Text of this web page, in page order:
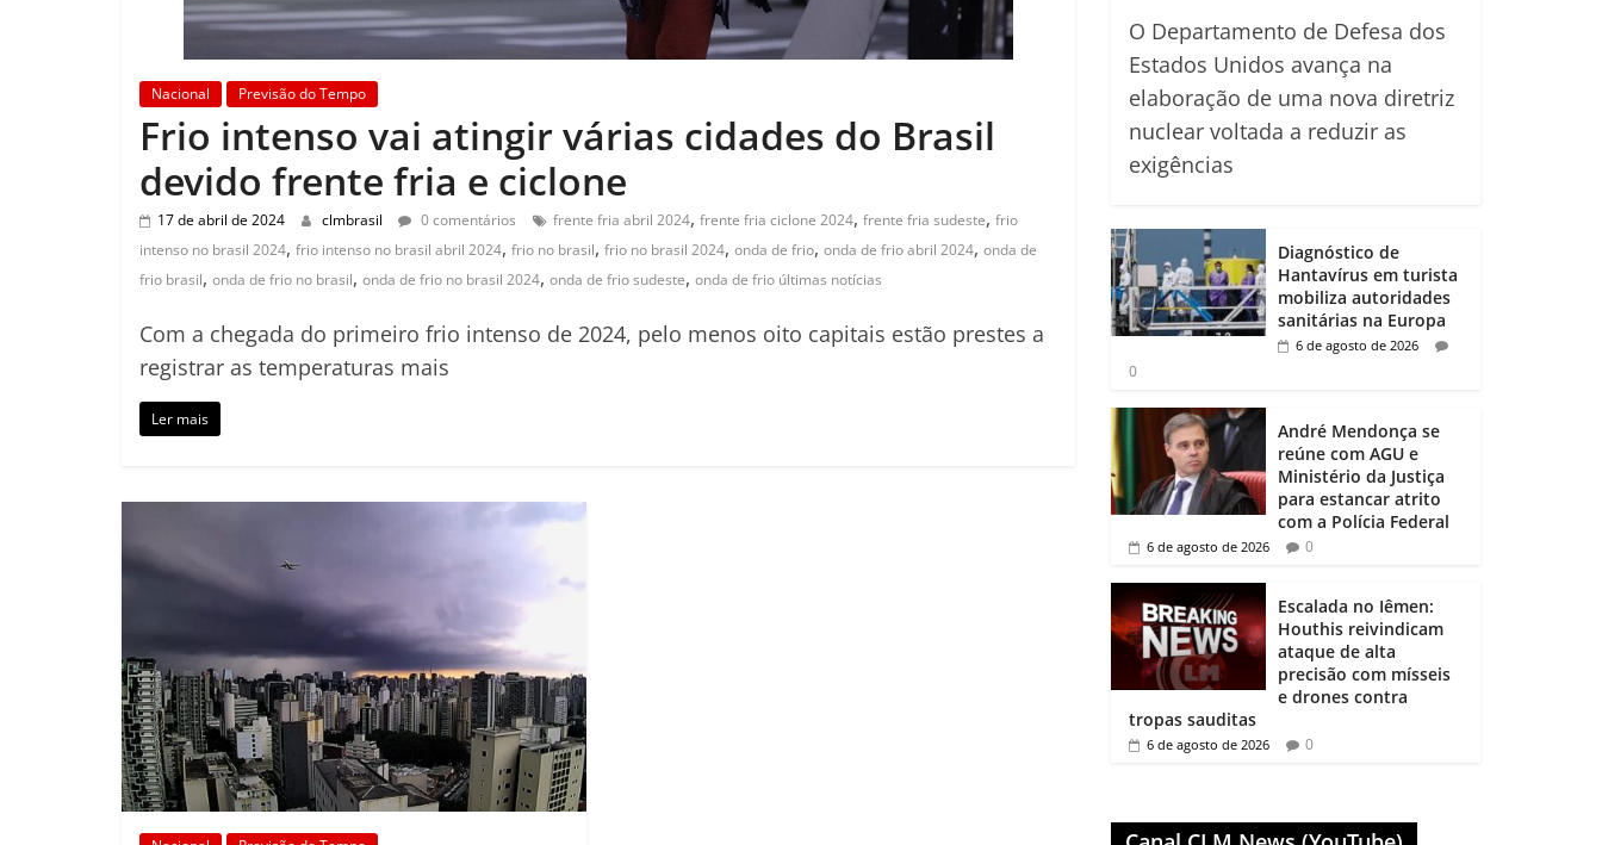
Nacional Previsão do Tempo
Frio intenso vai atingir várias cidades do Brasil
devido frente fria e ciclone
17 de abril de 2024 clmbrasil 0 comentários frente fria abril 2024, frente fria ciclone 2024, frente fria sudeste, frio
intenso no brasil 2024, frio intenso no brasil abril 2024, frio no brasil, frio no brasil 2024, onda de frio, onda de frio abril 2024, onda de
frio brasil, onda de frio no brasil, onda de frio no brasil 2024, onda de frio sudeste, onda de frio últimas notícias
Com a chegada do primeiro frio intenso de 2024, pelo menos oito capitais estão prestes a
registrar as temperaturas mais
Ler mais
O Departamento de Defesa dos
Estados Unidos avança na
elaboração de uma nova diretriz
nuclear voltada a reduzir as
exigências
Diagnóstico de
Hantavírus em turista
mobiliza autoridades
sanitárias na Europa
6 de agosto de 2026
0
André Mendonça se
reúne com AGU e
Ministério da Justiça
para estancar atrito
com a Polícia Federal
6 de agosto de 2026 0
Escalada no Iêmen:
Houthis reivindicam
ataque de alta
precisão com mísseis
e drones contra
tropas sauditas
6 de agosto de 2026 0